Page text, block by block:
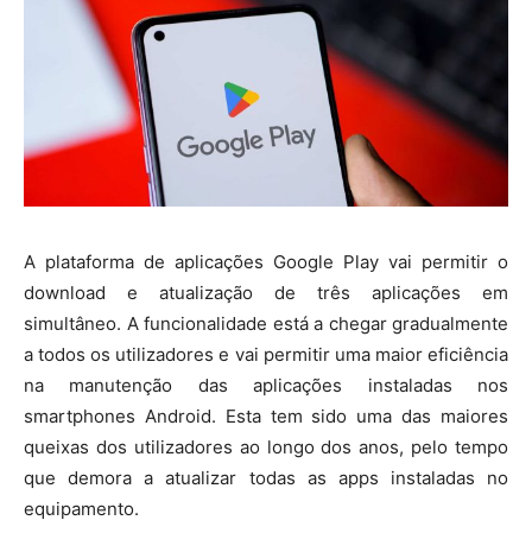
A plataforma de aplicações Google Play vai permitir o
download e atualização de três aplicações em
simultâneo. A funcionalidade está a chegar gradualmente
a todos os utilizadores e vai permitir uma maior eficiência
na manutenção das aplicações instaladas nos
smartphones Android. Esta tem sido uma das maiores
queixas dos utilizadores ao longo dos anos, pelo tempo
que demora a atualizar todas as apps instaladas no
equipamento.